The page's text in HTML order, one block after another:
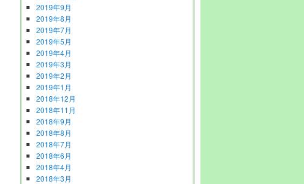
2019年9月
2019年8月
2019年7月
2019年5月
2019年4月
2019年3月
2019年2月
2019年1月
2018年12月
2018年11月
2018年9月
2018年8月
2018年7月
2018年6月
2018年4月
2018年3月